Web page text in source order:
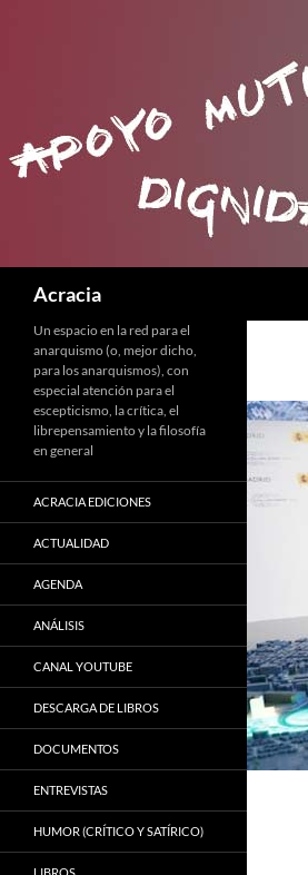
Acracia
Un espacio en la red para el
anarquismo (o, mejor dicho,
para los anarquismos), con
especial atención para el
escepticismo, la crítica, el
librepensamiento y la filosofía
en general
ACRACIA EDICIONES
ACTUALIDAD
AGENDA
ANÁLISIS
CANAL YOUTUBE
DESCARGA DE LIBROS
DOCUMENTOS
ENTREVISTAS
HUMOR (CRÍTICO Y SATÍRICO)